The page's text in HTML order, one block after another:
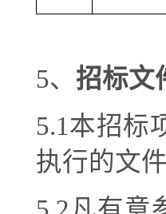
5、 招标文
5.1本招标
执行的文